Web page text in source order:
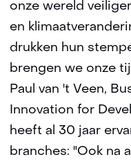
onze wereld
en
drukken hun
brengen we onze
Paul van 't Veen,
Innovation for
heeft al 30 jaar
branches: "Ook na